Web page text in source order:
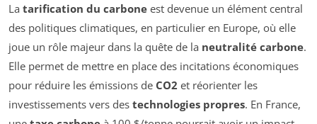
La tarification du carbone est devenue un élément central
des politiques climatiques, en particulier en Europe, où elle
joue un rôle majeur dans la quête de la neutralité carbone.
Elle permet de mettre en place des incitations économiques
pour réduire les émissions de CO2 et réorienter les
investissements vers des technologies propres. En France,